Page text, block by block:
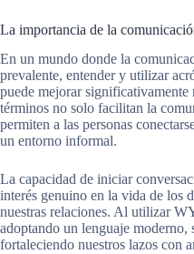
La importancia de la
En un mundo donde la
prevalente, entender y utilizar
puede mejorar significativamente
términos no solo facilitan la
permiten a las personas
un entorno informal.
La capacidad de iniciar
interés genuino en la vida de los
nuestras relaciones. Al utilizar
adoptando un lenguaje moderno,
fortaleciendo nuestros lazos con